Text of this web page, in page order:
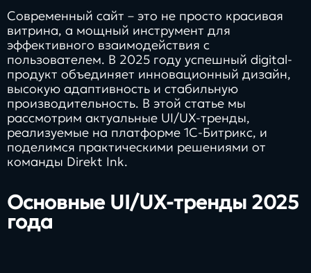
Современный сайт – это не просто красивая
витрина, а мощный инструмент для
эффективного взаимодействия с
пользователем. В 2025 году успешный digital-
продукт объединяет инновационный дизайн,
высокую адаптивность и стабильную
производительность. В этой статье мы
рассмотрим актуальные UI/UX-тренды,
реализуемые на платформе 1С-Битрикс, и
поделимся практическими решениями от
команды Direkt Ink.
Основные UI/UX-тренды 2025
года